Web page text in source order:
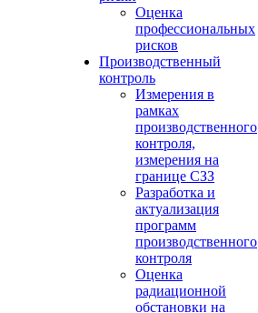
Оценка
профессиональных
рисков
Производственный
контроль
Измерения в
рамках
производственного
контроля,
измерения на
границе СЗЗ
Разработка и
актуализация
программ
производственного
контроля
Оценка
радиационной
обстановки на